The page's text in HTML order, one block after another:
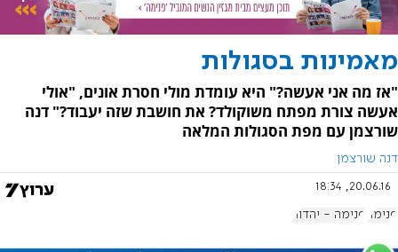
מאמינות בסגולות
"אז מה אני אעשה?" היא עומדת מולי חסרת אונים, "אולי
אעשה צורת מפתח משוקולד? את חושבת שזה יעבוד?" דנה
שורצמן עם מפת הסגולות המלאה
דנה שורצמן
20.06.16, 18:34
פנימה פנימה - יהדות